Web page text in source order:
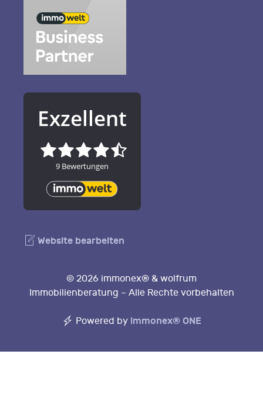
Website bearbeiten
© 2026 immonex® & wolfrum
Immobilienberatung – Alle Rechte vorbehalten
Powered by immonex® ONE